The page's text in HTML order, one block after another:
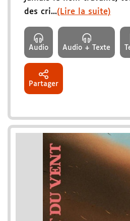
des cri...(Lire la suite)
Audio Audio + Texte
Partager